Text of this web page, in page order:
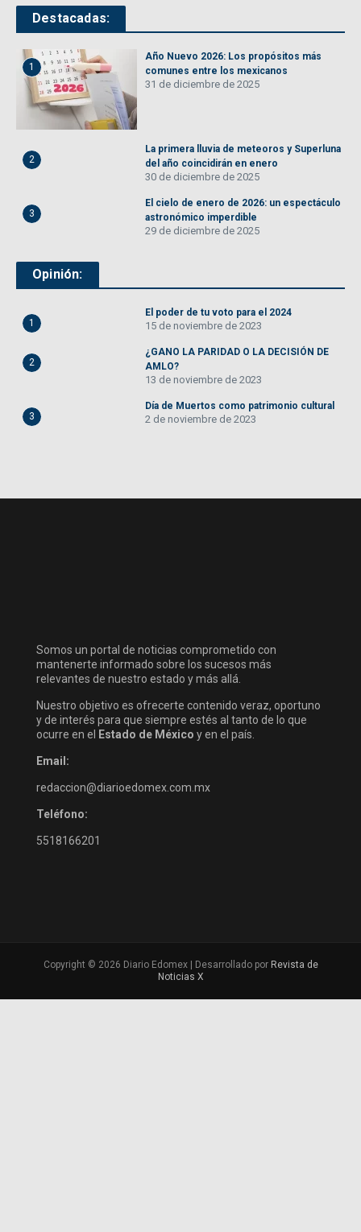
Destacadas:
1
Año Nuevo 2026: Los propósitos más
comunes entre los mexicanos
31 de diciembre de 2025
2
La primera lluvia de meteoros y Superluna
del año coincidirán en enero
30 de diciembre de 2025
3
El cielo de enero de 2026: un espectáculo
astronómico imperdible
29 de diciembre de 2025
Opinión:
1
El poder de tu voto para el 2024
15 de noviembre de 2023
2
¿GANO LA PARIDAD O LA DECISIÓN DE
AMLO?
13 de noviembre de 2023
3
Día de Muertos como patrimonio cultural
2 de noviembre de 2023
Somos un portal de noticias comprometido con
mantenerte informado sobre los sucesos más
relevantes de nuestro estado y más allá.
Nuestro objetivo es ofrecerte contenido veraz, oportuno
y de interés para que siempre estés al tanto de lo que
ocurre en el
Estado de México y en el país.
Email:
redaccion@diarioedomex.com.mx
Teléfono:
5518166201
Copyright © 2026 Diario Edomex | Desarrollado por Revista de
Noticias X